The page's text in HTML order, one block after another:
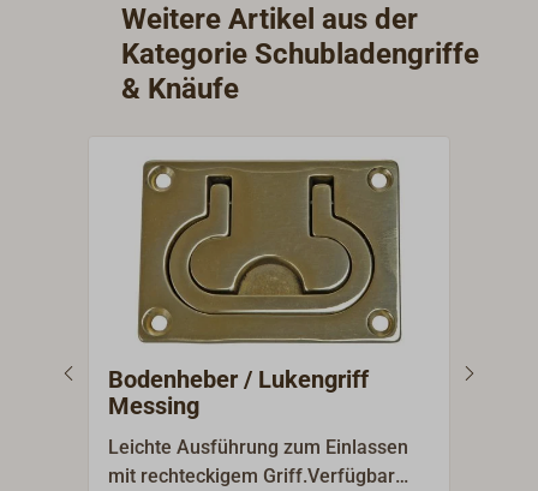
Weitere Artikel aus der
Kategorie Schubladengriffe
& Knäufe
Bodenheber / Lukengriff
Messing
Leichte Ausführung zum Einlassen
mit rechteckigem Griff.Verfügbar